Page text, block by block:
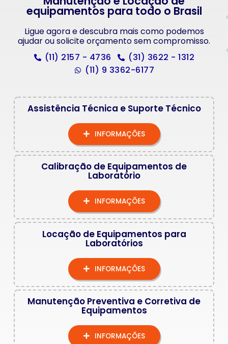
equipamentos para todo o Brasil
Ligue agora e descubra mais como podemos
ajudar ou solicite orçamento sem compromisso.
(11) 2157 - 4736
(31) 3622 - 1312
(11) 9 3362-6177
Assistência Técnica e Suporte Técnico
INFORMAÇÕES
Calibração de Equipamentos de
Laboratório
INFORMAÇÕES
Locação de Equipamentos para
Laboratórios
INFORMAÇÕES
Manutenção Preventiva e Corretiva de
Equipamentos
INFORMAÇÕES